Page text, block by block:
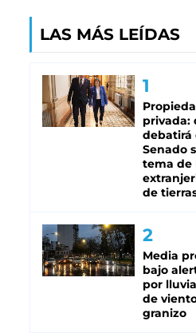
LAS MÁS LEÍDAS
privada:
debatirá
Senado
tema de
de
Media
bajo
por
de
granizo